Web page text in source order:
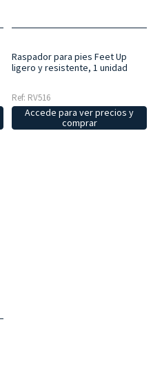
Raspador para pies Feet Up
ligero y resistente, 1 unidad
Ref: RV516
Accede para ver precios y
comprar